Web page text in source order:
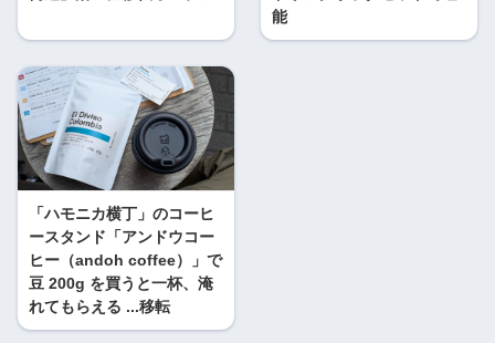
能
「ハモニカ横丁」のコーヒ
ースタンド「アンドウコー
ヒー（andoh coffee）」で
豆 200g を買うと一杯、淹
れてもらえる ...移転